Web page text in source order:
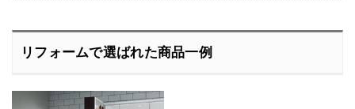
リフォームで選ばれた商品一例